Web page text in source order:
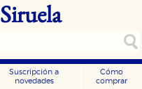
Suscripción a
novedades
Cómo
comprar